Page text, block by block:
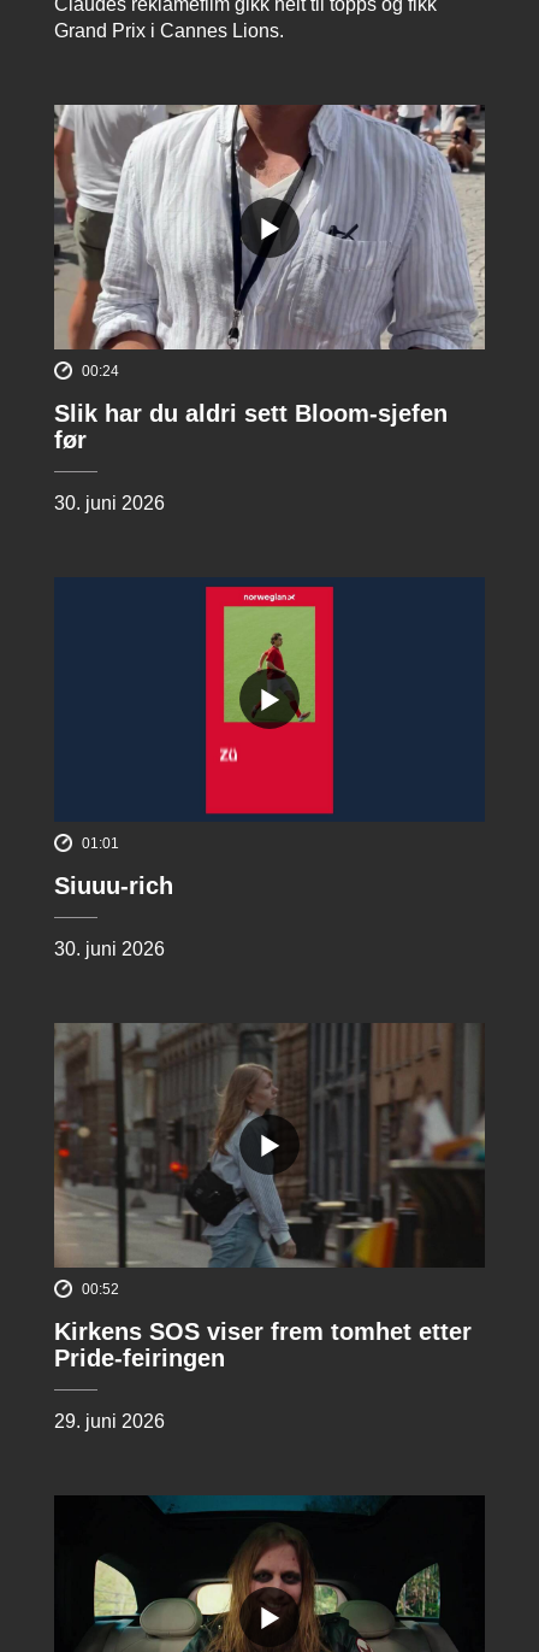
Claudes reklamefilm gikk helt til topps og fikk
Grand Prix i Cannes Lions.
00:24
Slik har du aldri sett Bloom-sjefen
før
30. juni 2026
01:01
Siuuu-rich
30. juni 2026
00:52
Kirkens SOS viser frem tomhet etter
Pride-feiringen
29. juni 2026